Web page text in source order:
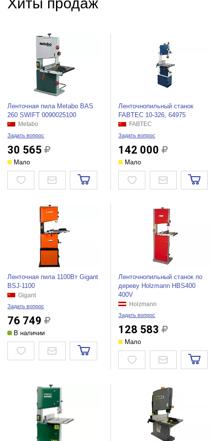
Ленточная пила Metabo BAS
260 SWIFT 0090025100
Metabo
Задать вопрос
30 565
Мало
Ленточнопильный станок
FABTEC 10-326, 64975
FABTEC
Задать вопрос
142 000
Мало
Ленточная пила 1100Вт Gigant
BSJ-1100
Gigant
Задать вопрос
76 749
В наличии
Ленточнопильный станок по
дереву Holzmann HBS400
400V
Holzmann
Задать вопрос
128 583
Мало